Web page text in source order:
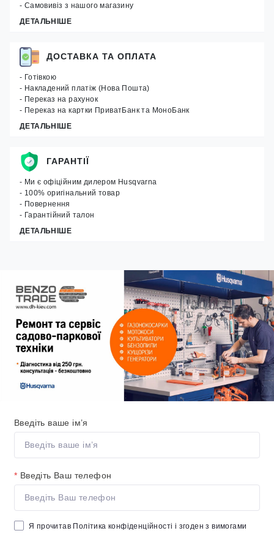
- Самовивіз з нашого магазину
ДЕТАЛЬНІШЕ
ДОСТАВКА ТА ОПЛАТА
- Готівкою
- Накладений платіж (Нова Пошта)
- Переказ на рахунок
- Переказ на картки ПриватБанк та МоноБанк
ДЕТАЛЬНІШЕ
ГАРАНТІЇ
- Ми є офіційним дилером Husqvarna
- 100% оригінальний товар
- Повернення
- Гарантійний талон
ДЕТАЛЬНІШЕ
Введіть ваше ім’я
* Введіть Ваш телефон
Я прочитав Політика конфіденційності і згоден з вимогами